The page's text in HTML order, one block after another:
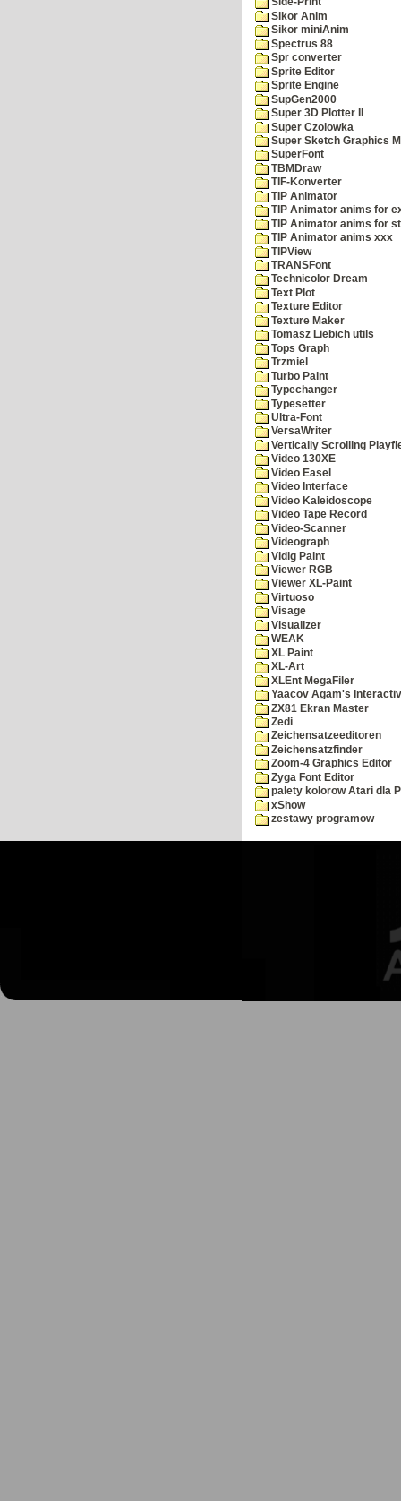
Side-Print
Sikor Anim
Sikor miniAnim
Spectrus 88
Spr converter
Sprite Editor
Sprite Engine
SupGen2000
Super 3D Plotter II
Super Czolowka
Super Sketch Graphics
SuperFont
TBMDraw
TIF-Konverter
TIP Animator
TIP Animator anims for
TIP Animator anims for
TIP Animator anims xxx
TIPView
TRANSFont
Technicolor Dream
Text Plot
Texture Editor
Texture Maker
Tomasz Liebich utils
Tops Graph
Trzmiel
Turbo Paint
Typechanger
Typesetter
Ultra-Font
VersaWriter
Vertically Scrolling
Video 130XE
Video Easel
Video Interface
Video Kaleidoscope
Video Tape Record
Video-Scanner
Videograph
Vidig Paint
Viewer RGB
Viewer XL-Paint
Virtuoso
Visage
Visualizer
WEAK
XL Paint
XL-Art
XLEnt MegaFiler
Yaacov Agam's
ZX81 Ekran Master
Zedi
Zeichensatzeeditoren
Zeichensatzfinder
Zoom-4 Graphics Editor
Zyga Font Editor
palety kolorow Atari dla
xShow
zestawy programow